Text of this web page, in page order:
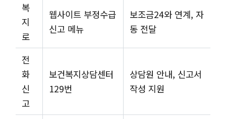
복
지
로
웹사이트 부정수급
신고 메뉴
보조금24와 연계, 자
동 전달
전
화
신
고
보건복지상담센터
129번
상담원 안내, 신고서
작성 지원